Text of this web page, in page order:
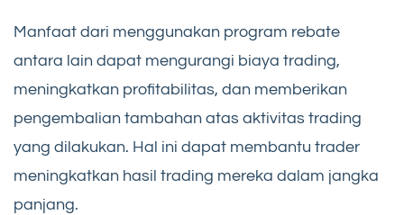
Manfaat dari menggunakan program rebate
antara lain dapat mengurangi biaya trading,
meningkatkan profitabilitas, dan memberikan
pengembalian tambahan atas aktivitas trading
yang dilakukan. Hal ini dapat membantu trader
meningkatkan hasil trading mereka dalam jangka
panjang.